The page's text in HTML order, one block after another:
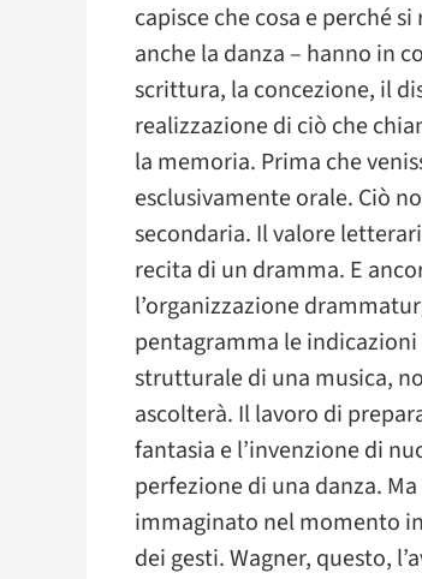
capisce che cosa e perché
anche la danza – hanno in
scrittura, la concezione, il
realizzazione di ciò che
la memoria. Prima che
esclusivamente orale. Ciò
secondaria. Il valore
recita di un dramma. E
l’organizzazione
pentagramma le indicazioni
strutturale di una musica,
ascolterà. Il lavoro di
fantasia e l’invenzione di
perfezione di una danza.
immaginato nel momento
dei gesti. Wagner, questo,